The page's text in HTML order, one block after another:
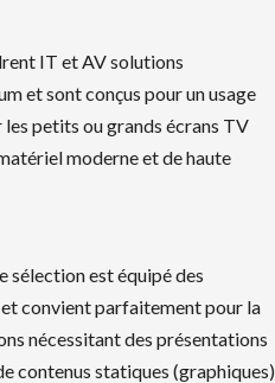
IT et AV solutions
et sont conçus pour un usage
petits ou grands écrans TV
moderne et de haute
sélection est équipé des
convient parfaitement pour la
nécessitant des présentations
contenus statiques (graphiques)